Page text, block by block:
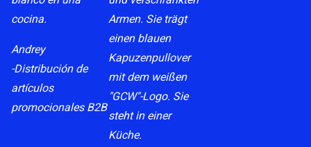
Andrey
-Distribución de
artículos
promocionales B2B